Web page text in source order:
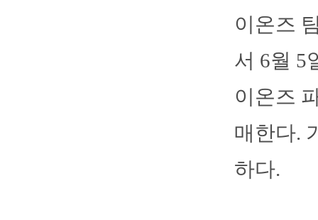
이온즈
서 6월 5
이온즈
매한다.
하다.